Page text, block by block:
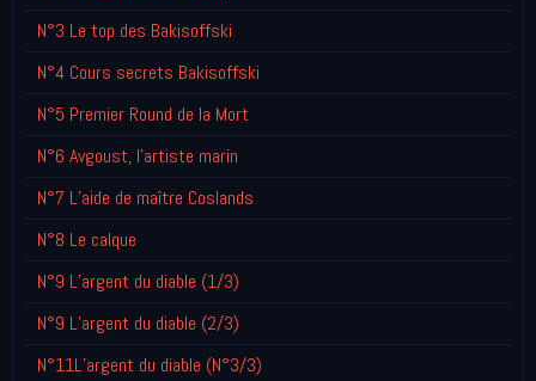
N°3 Le top des Bakisoffski
N°4 Cours secrets Bakisoffski
N°5 Premier Round de la Mort
N°6 Avgoust, l’artiste marin
N°7 L’aide de maître Coslands
N°8 Le calque
N°9 L’argent du diable (1/3)
N°9 L’argent du diable (2/3)
N°11L’argent du diable (N°3/3)